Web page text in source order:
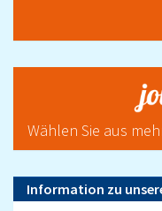
Wählen Sie aus
Information zu